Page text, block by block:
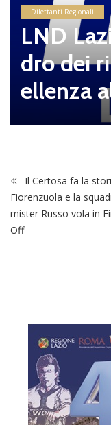
Dilettanti Regionali
LND
dro dei
ellenza
Il Certosa fa la
Fiorenzuola e la
mister Russo vola in
Off